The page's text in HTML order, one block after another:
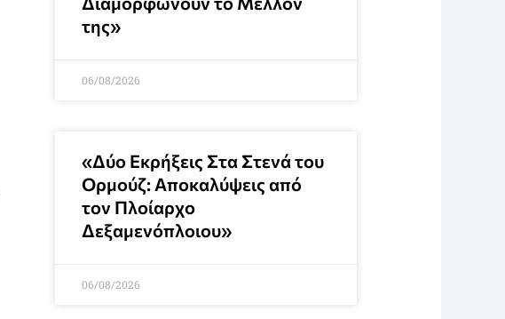
της»
06/08/2026
«Δύο Εκρήξεις Στα Στενά του
Ορμούζ: Αποκαλύψεις από
τον Πλοίαρχο
Δεξαμενόπλοιου»
06/08/2026